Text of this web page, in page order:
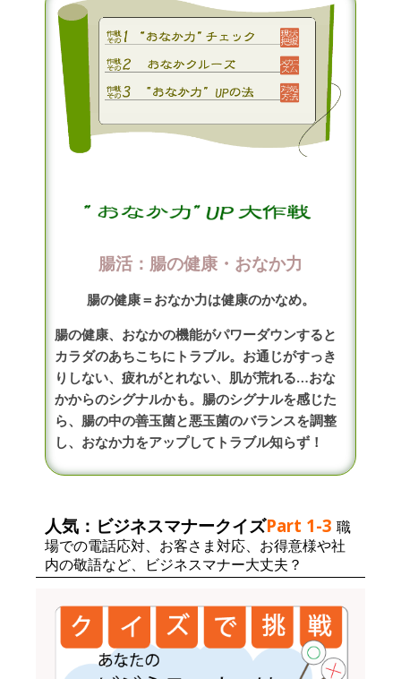
腸活：腸の健康・おなか力
腸の健康＝おなか力は健康のかなめ。
腸の健康、おなかの機能がパワーダウンすると
カラダのあちこちにトラブル。お通じがすっき
りしない、疲れがとれない、肌が荒れる…おな
かからのシグナルかも。腸のシグナルを感じた
ら、腸の中の善玉菌と悪玉菌のバランスを調整
し、おなか力をアップしてトラブル知らず！
人気：ビジネスマナークイズPart 1-3 職
場での電話応対、お客さま対応、お得意様や社
内の敬語など、ビジネスマナー大丈夫？